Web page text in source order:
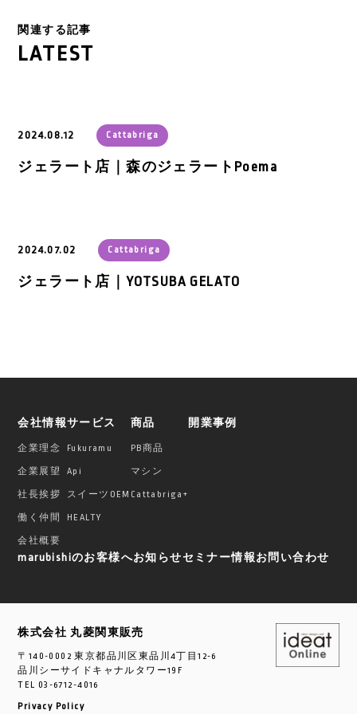
関連する記事
LATEST
2024.08.12 Cattabriga
ジェラート店｜森のジェラートPoema
2024.07.02 Cattabriga
ジェラート店｜YOTSUBA GELATO
会社情報
企業理念
企業展望
社長挨拶
働く仲間
会社概要
サービス
Fukuramu
Api
スイーツOEM
HEALTY
商品
PB商品
マシン
Cattabriga+
開業事例
marubishiのお客様へお知らせセミナー情報 お問い合わせ
株式会社 丸菱関東販売
〒140-0002 東京都品川区東品川4丁目12-6
品川シーサイドキャナルタワー19F
TEL 03-6712-4016
Privacy Policy